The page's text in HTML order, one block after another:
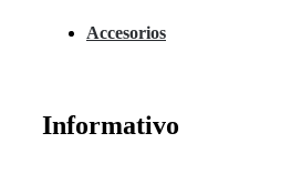
Accesorios
Informativo